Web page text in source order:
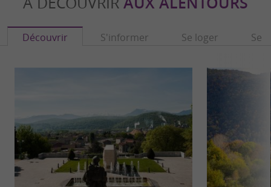
Découvrir S'informer Se loger Se